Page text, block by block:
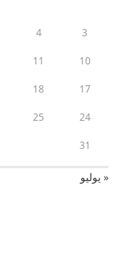
3
4
10
11
17
18
24
25
31
« يوليو